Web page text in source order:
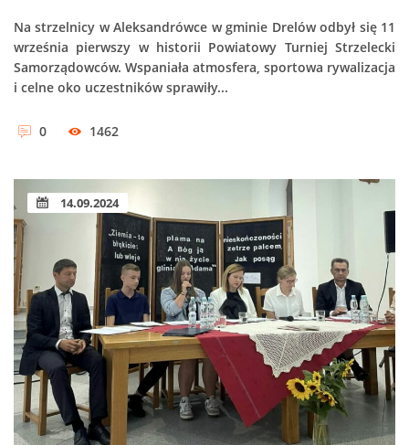
Na strzelnicy w Aleksandrówce w gminie Drelów odbył się 11
września pierwszy w historii Powiatowy Turniej Strzelecki
Samorządowców. Wspaniała atmosfera, sportowa rywalizacja
i celne oko uczestników sprawiły...
0 1462
14.09.2024